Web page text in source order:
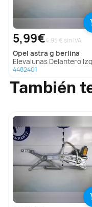
5,99€4.95 € sin IVA
opel astra g berlina
Elevalunas Delantero Izquierdo Para Opel Astra G Berlina
4482401
También